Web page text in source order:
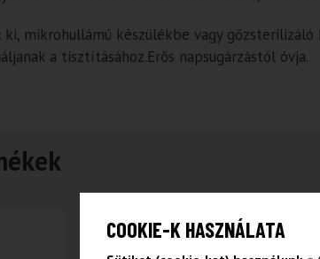
mikrohullámú készülékbe vagy
a tisztításához.Erős napsugárzástól óvja.
COOKIE-K HASZNÁLATA